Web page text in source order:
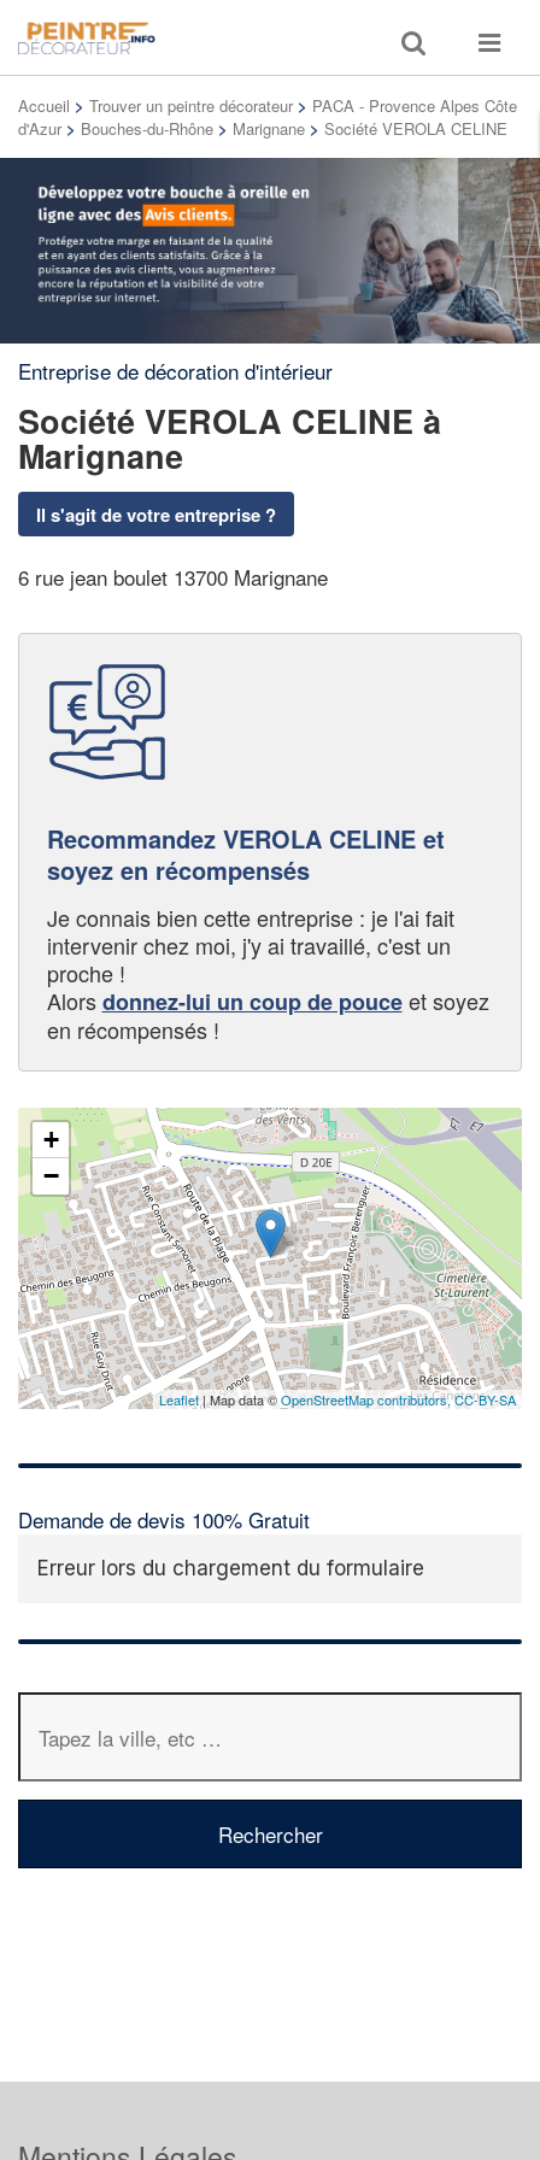
Toggle
search
Toggle
Accueil > Trouver un peintre décorateur > PACA - Provence Alpes Côte
d'Azur > Bouches-du-Rhône > Marignane > Société VEROLA CELINE
Entreprise de décoration d'intérieur
Société VEROLA CELINE à
Marignane
Il s'agit de votre entreprise ?
6 rue jean boulet 13700 Marignane
Recommandez VEROLA CELINE et
soyez en récompensés
Je connais bien cette entreprise : je l'ai fait
intervenir chez moi, j'y ai travaillé, c'est un
proche !
Alorsdonnez-lui un coup de pouceet soyez
en récompensés !
+
−
Leaflet| Map data ©OpenStreetMap contributors,CC-BY-SA
Demande de devis 100% Gratuit
Erreur lors du chargement du formulaire